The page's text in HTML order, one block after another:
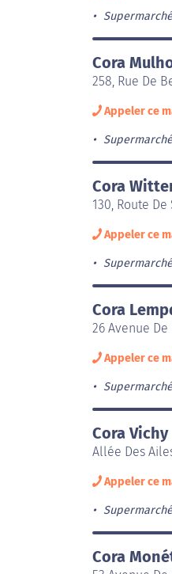
Supermarché
Cora
258, Rue De
Appeler ce
Supermarché
Cora
130, Route
Appeler ce
Supermarché
Cora
26 Avenue
Appeler ce
Supermarché
Cora Vichy
Allée Des
Appeler ce
Supermarché
Cora